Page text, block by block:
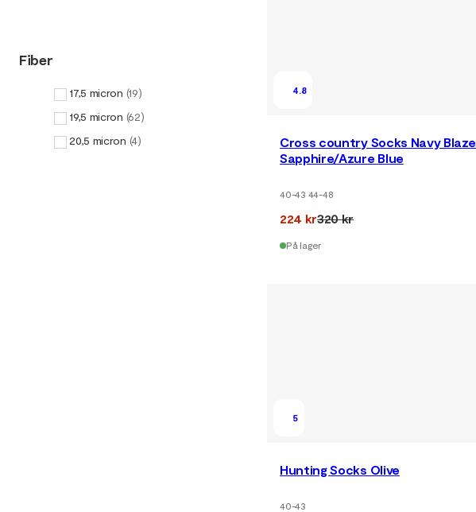
Fiber
17,5 micron (19)
19,5 micron (62)
20,5 micron (4)
4.8
Cross country Socks Navy
Sapphire/Azure Blue
40-43 44-48
224 kr320 kr
På lager
5
Hunting Socks Olive
40-43